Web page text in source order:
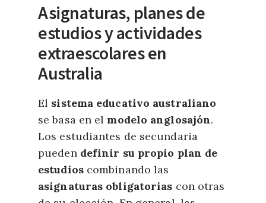
Asignaturas, planes de
estudios y actividades
extraescolares en
Australia
El sistema educativo australiano
se basa en el modelo anglosajón.
Los estudiantes de secundaria
pueden definir su propio plan de
estudioscombinando las
asignaturas obligatorias con otras